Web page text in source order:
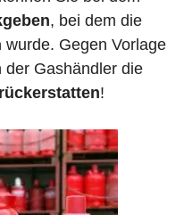
, bei dem die
wurde. Gegen Vorlage
der Gashändler die
!